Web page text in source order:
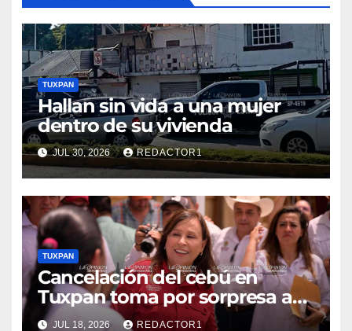
TUXPAN
Hallan sin vida a una mujer
dentro de su vivienda
JUL 30, 2026 REDACTOR1
TUXPAN
Cancelación del cebú en
Tuxpan toma por sorpresa a
Nahle
JUL 18, 2026 REDACTOR1